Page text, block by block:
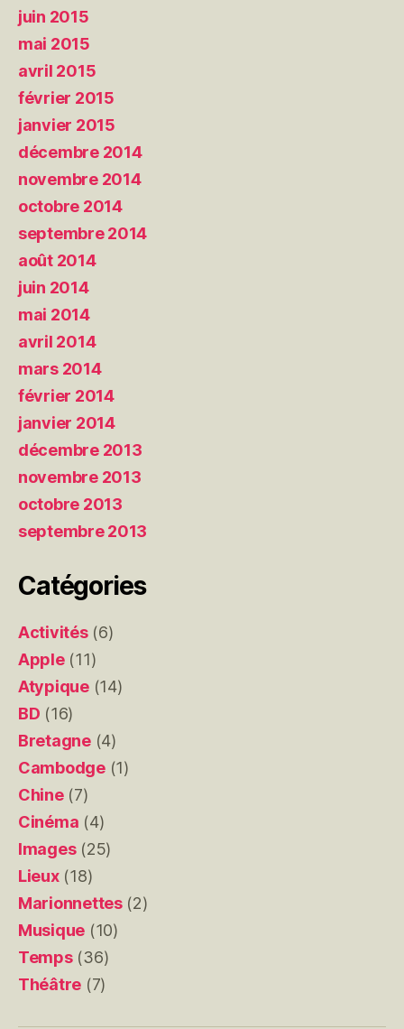
juin 2015
mai 2015
avril 2015
février 2015
janvier 2015
décembre 2014
novembre 2014
octobre 2014
septembre 2014
août 2014
juin 2014
mai 2014
avril 2014
mars 2014
février 2014
janvier 2014
décembre 2013
novembre 2013
octobre 2013
septembre 2013
Catégories
Activités(6)
Apple(11)
Atypique(14)
BD (16)
Bretagne(4)
Cambodge(1)
Chine(7)
Cinéma (4)
Images(25)
Lieux(18)
Marionnettes(2)
Musique (10)
Temps(36)
Théâtre (7)